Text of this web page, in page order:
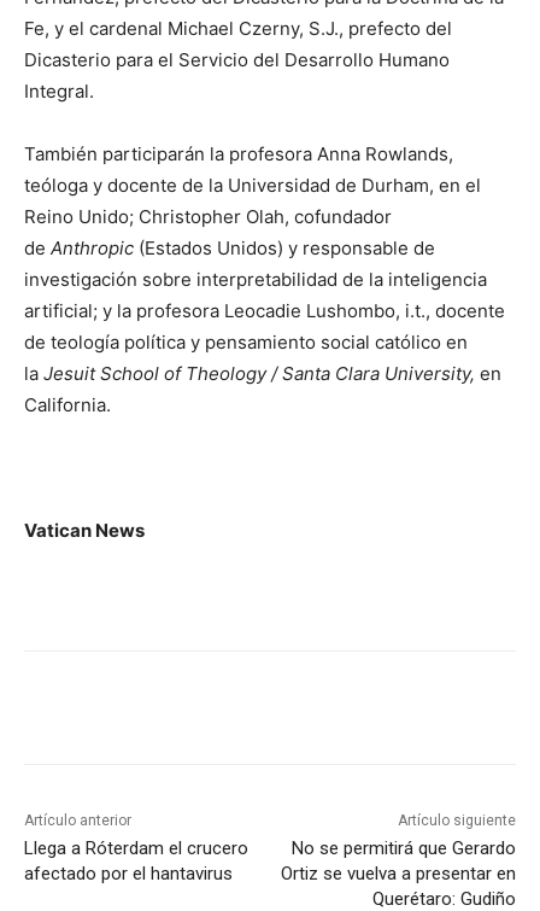
Fe, y el cardenal Michael Czerny, S.J., prefecto del
Dicasterio para el Servicio del Desarrollo Humano
Integral.
También participarán la profesora Anna Rowlands,
teóloga y docente de la Universidad de Durham, en el
Reino Unido; Christopher Olah, cofundador
de Anthropic (Estados Unidos) y responsable de
investigación sobre interpretabilidad de la inteligencia
artificial; y la profesora Leocadie Lushombo, i.t., docente
de teología política y pensamiento social católico en
la Jesuit School of Theology / Santa Clara University, en
California.
Vatican News
Artículo anterior
Llega a Róterdam el crucero
afectado por el hantavirus
Artículo siguiente
No se permitirá que Gerardo
Ortiz se vuelva a presentar en
Querétaro: Gudiño